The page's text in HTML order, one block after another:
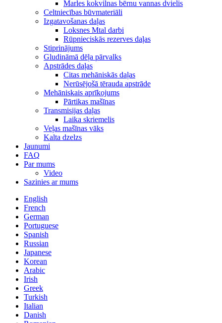
Marles kokvilnas bērnu vannas dvielis
Celtniecības būvmateriāli
Izgatavošanas daļas
Loksnes Mtal darbi
Rūpnieciskās rezerves daļas
Stiprinājums
Gludināmā dēļa pārvalks
Apstrādes daļas
Citas mehāniskās daļas
Nerūsējošā tērauda apstrāde
Mehāniskais aprīkojums
Pārtikas mašīnas
Transmisijas daļas
Laika skriemelis
Veļas mašīnas vāks
Kalta dzelzs
Jaunumi
FAQ
Par mums
Video
Sazinies ar mums
English
French
German
Portuguese
Spanish
Russian
Japanese
Korean
Arabic
Irish
Greek
Turkish
Italian
Danish